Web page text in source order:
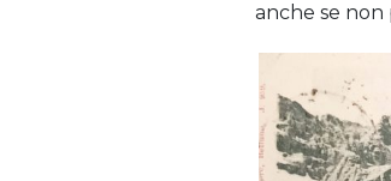
anche se non